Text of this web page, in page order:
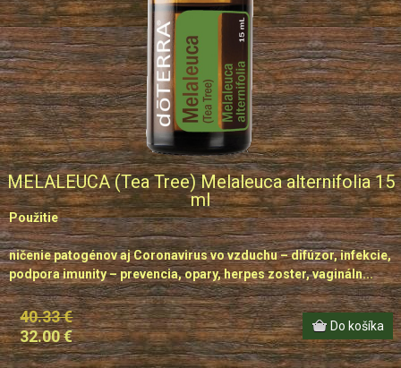
MELALEUCA (Tea Tree) Melaleuca alternifolia 15
ml
Použitie
ničenie patogénov aj Coronavirus vo vzduchu – difúzor, infekcie,
podpora imunity – prevencia, opary, herpes zoster, vagináln...
40.33 €
32.00 €